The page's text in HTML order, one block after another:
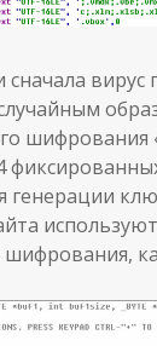
вирус
шифрования
генерации